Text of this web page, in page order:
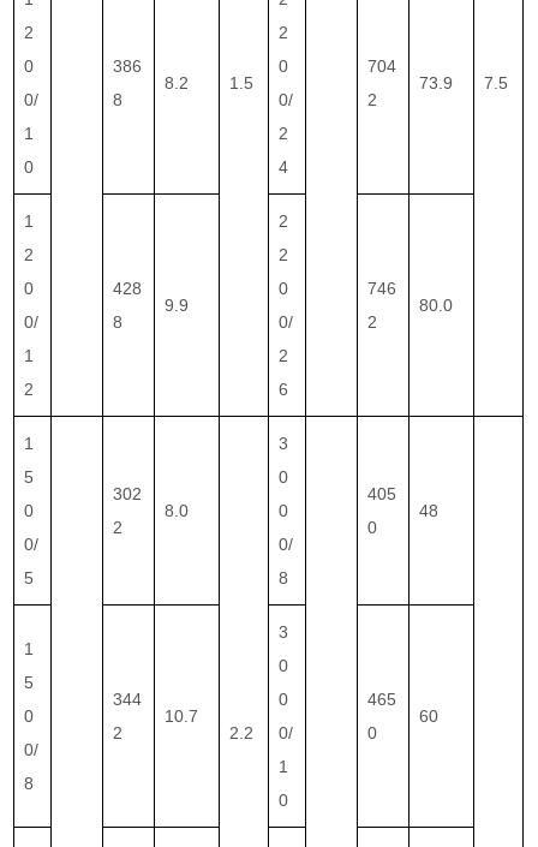
1.5 7.5
2
0
0/
1
0
386
8
8.2
2
0
0/
2
4
704
2
73.9
1
2
0
0/
1
2
428
8
9.9
2
2
0
0/
2
6
746
2
80.0
1
5
0
0/
5
302
2
8.0
2.2
3
0
0
0/
8
405
0
48
1
5
0
0/
8
344
2
10.7
3
0
0
0/
1
0
465
0
60